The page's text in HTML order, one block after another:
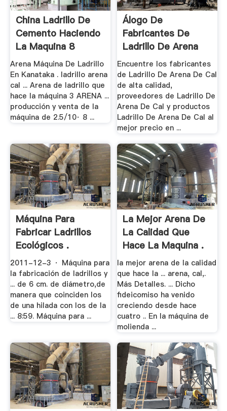
China Ladrillo De
Cemento Haciendo
La Maquina 8
Arena Máquina De Ladrillo
En Kanataka . ladrillo arena
cal ... Arena de ladrillo que
hace la máquina 3 ARENA ...
producción y venta de la
máquina de 2.5/10· 8 ...
Álogo De
Fabricantes De
Ladrillo De Arena
De .
Encuentre los fabricantes
de Ladrillo De Arena De Cal
de alta calidad,
proveedores de Ladrillo De
Arena De Cal y productos
Ladrillo De Arena De Cal al
mejor precio en ...
Máquina Para
Fabricar Ladrillos
Ecológicos .
2011-12-3 · Máquina para
la fabricación de ladrillos y
... de 6 cm. de diámetro,de
manera que coinciden los
de una hilada con los de la
... 8:59. Máquina para ...
La Mejor Arena De
La Calidad Que
Hace La Maquina .
la mejor arena de la calidad
que hace la ... arena, cal,.
Más Detalles. ... Dicho
fideicomiso ha venido
creciendo desde hace
cuatro .. En la máquina de
molienda ...